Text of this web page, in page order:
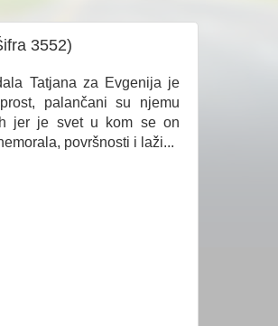
3552)
Tatjana za Evgenija je
palančani su njemu
jer je svet u kom se on
površnosti i laži...